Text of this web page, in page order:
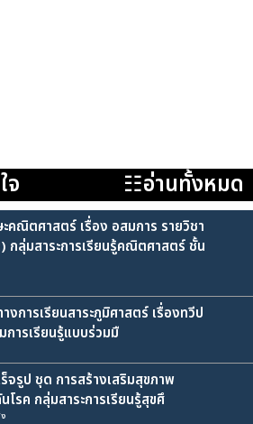
จ ☷อ่านทั้งหมด
ณิตศาสตร์ เรื่อง อสมการ รายวิชา
ลุ่มสาระการเรียนรู้คณิตศาสตร์ ชั้น
การเรียนสาระภูมิศาสตร์ เรื่องทวีป
การเรียนรู้แบบร่วมมื
จรูป ชุด การสร้างเสริมสุขภาพ
รค กลุ่มสาระการเรียนรู้สุขศึ